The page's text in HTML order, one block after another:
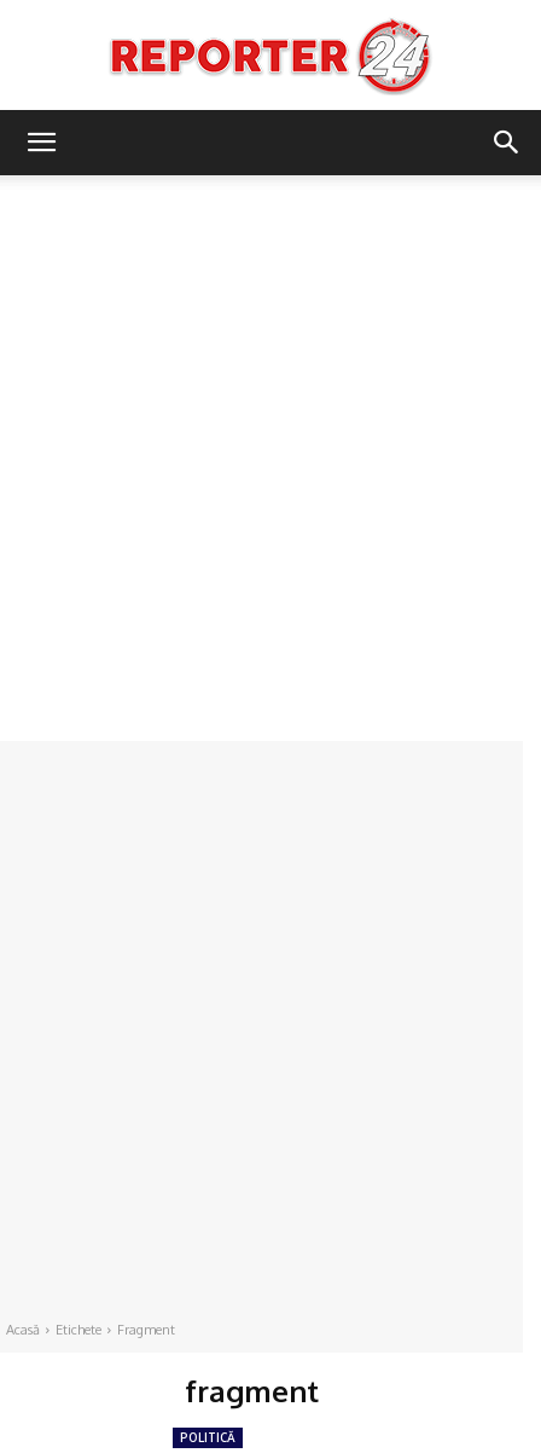
Acasă Etichete Fragment
fragment
POLITICĂ